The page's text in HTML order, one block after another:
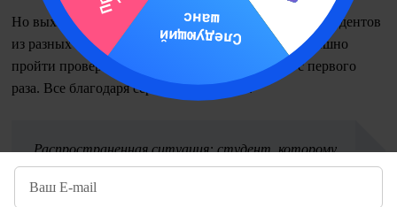
Но выход есть. Если сделать то же, что и +120 000 студентов
из разных ВУЗов России, которые уже смогли успешно
пройти проверку реферата на плагиат, причем с первого
раза. Все благодаря сервису Antiplagius.
Распространенная ситуация: студент, которому
общедоступная программа проверки реферата на
плагиат выдала 90-95% уникальности, слышит от